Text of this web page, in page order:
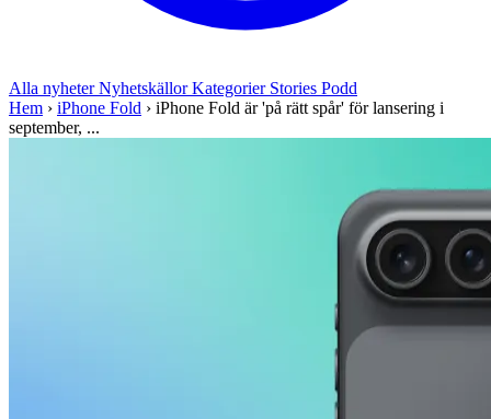
Alla nyheterNyhetskällorKategorier Stories Podd
Hem › iPhone Fold › iPhone Fold är 'på rätt spår' för lansering i
september, ...